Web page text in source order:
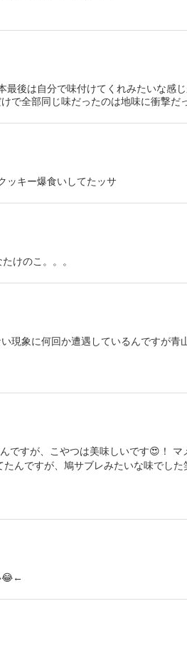
後は自分で味付けてくれみたいな感
で全部同じ味だったのは地味に衝撃だ
ッキー爆食いしてたッサ
けのこ。。。
現象に何回か遭遇しているんですが青
ですが、こやつは美味しいです😍！ マ
んですが、鳩サブレみたいな味でした
😂←